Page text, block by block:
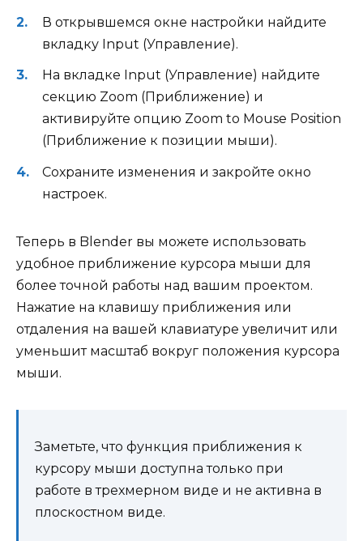
В открывшемся окне настройки найдите
вкладку Input (Управление).
На вкладке Input (Управление) найдите
секцию Zoom (Приближение) и
активируйте опцию Zoom to Mouse Position
(Приближение к позиции мыши).
Сохраните изменения и закройте окно
настроек.
Теперь в Blender вы можете использовать
удобное приближение курсора мыши для
более точной работы над вашим проектом.
Нажатие на клавишу приближения или
отдаления на вашей клавиатуре увеличит или
уменьшит масштаб вокруг положения курсора
мыши.
Заметьте, что функция приближения к
курсору мыши доступна только при
работе в трехмерном виде и не активна в
плоскостном виде.